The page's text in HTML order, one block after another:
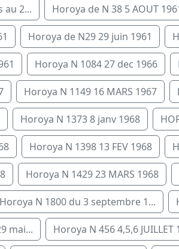
au 2... Horoya de N 38 5 AOUT
Horoya de N29 29 juin 1961
Horoya N 1084 27 dec 1966
Horoya N 1149 16 MARS 1967
Horoya N 1373 8 janv 1968
Horoya N 1398 13 FEV 1968
Horoya N 1429 23 MARS 1968
Horoya N 1800 du 3 septembre 1...
mai... Horoya N 456 4,5,6 JUILLET